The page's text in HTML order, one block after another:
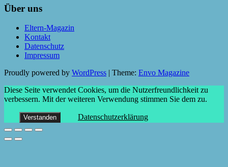
Über uns
Eltern-Magazin
Kontakt
Datenschutz
Impressum
Proudly powered by WordPress Theme: Envo Magazine
Diese Seite verwendet Cookies, um die Nutzerfreundlichkeit zu
verbessern. Mit der weiteren Verwendung stimmen Sie dem zu.
Verstanden Datenschutzerklärung